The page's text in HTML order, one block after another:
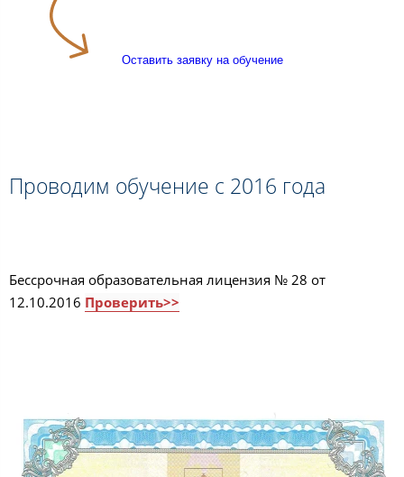
Оставить заявку на обучение
Проводим обучение с 2016 года
Бессрочная образовательная лицензия № 28 от
12.10.2016 Проверить>>